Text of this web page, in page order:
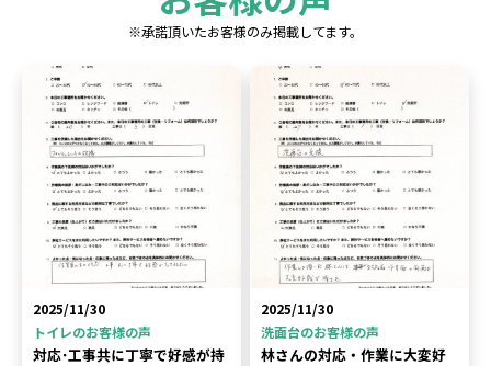
※承諾頂いたお客様のみ掲載してます。
2025/11/30
トイレのお客様の声
対応･工事共に丁寧で好感が持
2025/11/30
洗面台のお客様の声
林さんの対応・作業に大変好